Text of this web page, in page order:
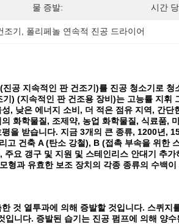
물 증발: 시간
조기 폴리페놀 연속적 진공 드라이어
공 지속적인 판 건조기)를 진공 청소기로 청
) (지속적인 판 건조용 장비)는 고능률 지휘
, 낮은 에너지 소비, 더 적은 점유 지역, 간단
화학물질, 조제약, 농업 화학물질, 식료품,
을 받습니다. 지금 3개의 큰 종류, 1200년,
고 건축 A (탄소 강철), B (접촉 부속을 위한
요 갱구 및 지원 및 스테인리스 안대기 추
형과 유효한 보조 장치의 각종 종류의 수백
것 열투과에 의해 증발할 것입니다. 스퀴지
니다. 증발된 습기는 진공 펌프에 의해 양수